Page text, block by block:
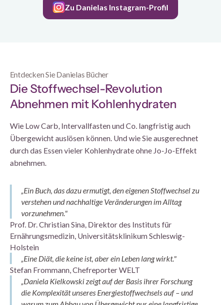
Zu Danielas Instagram-Profil
Entdecken Sie Danielas Bücher
Die Stoffwechsel-Revolution
Abnehmen mit Kohlenhydraten
Wie Low Carb, Intervallfasten und Co. langfristig auch
Übergewicht auslösen können. Und wie Sie ausgerechnet
durch das Essen vieler Kohlenhydrate ohne Jo-Jo-Effekt
abnehmen.
„Ein Buch, das dazu ermutigt, den eigenen Stoffwechsel zu
verstehen und nachhaltige Veränderungen im Alltag
vorzunehmen."
Prof. Dr. Christian Sina, Direktor des Instituts für
Ernährungsmedizin, Universitätsklinikum Schleswig-
Holstein
„Eine Diät, die keine ist, aber ein Leben lang wirkt."
Stefan Frommann, Chefreporter WELT
„Daniela Kielkowski zeigt auf der Basis ihrer Forschung
die Komplexität unseres Energiestoffwechsels auf – und